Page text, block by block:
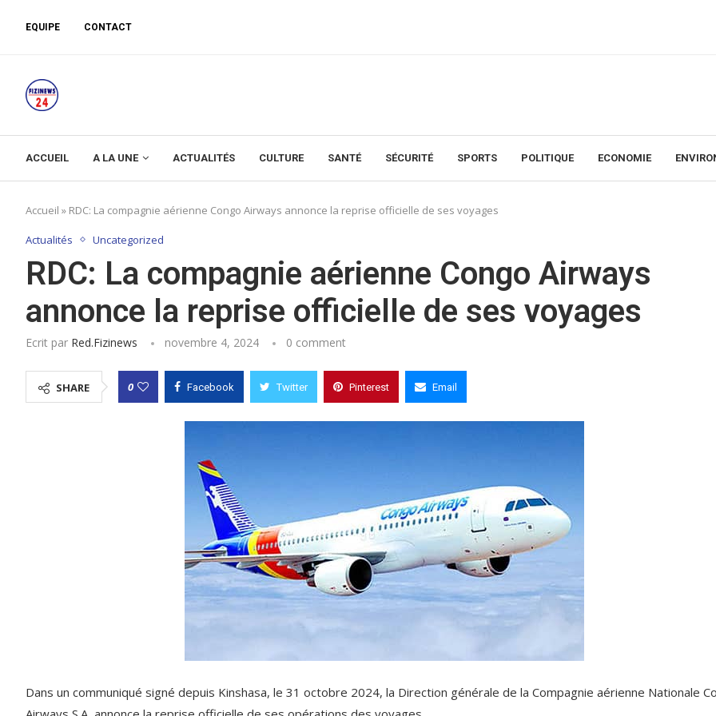
EQUIPE CONTACT
ACCUEIL A LA UNE ACTUALITÉS CULTURE SANTÉ SÉCURITÉ SPORTS POLITIQUE ECONOMIE
Accueil » RDC: La compagnie aérienne Congo Airways annonce la reprise officielle de ses voyages
Actualités Uncategorized
RDC: La compagnie aérienne Congo Airways
annonce la reprise officielle de ses voyages
Ecrit par Red.fizinews novembre 4, 2024 0 comment
SHARE 0 Facebook Twitter Pinterest Email
Dans un communiqué signé depuis Kinshasa, le 31 octobre 2024, la Direction générale de la Compagnie aérienne Nationale